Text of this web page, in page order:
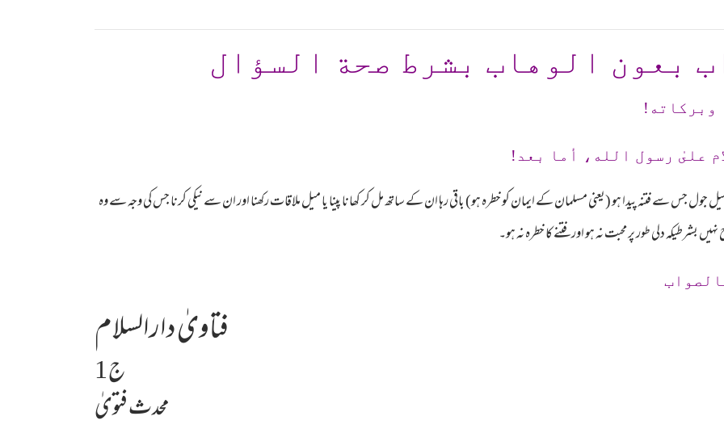
بعون الوهاب بشرط صحة السؤال
وبرکاته!
علىٰ رسول الله، أما بعد!
جس سے فتنہ پیدا ہو (یعنی مسلمان کے ایمان کو خطرہ ہو) باقی رہا ان کے ساتھ مل کر کھانا پینا یا میل ملاقات رکھنا اور ان سے نیکی کرنا جس کی وجہ سے وہ
دلی طور پر محبت نہ ہو اور فتنے کا خطرہ نہ ہو۔
فتاویٰ دارالسلام
ج 1
محدث فتویٰ